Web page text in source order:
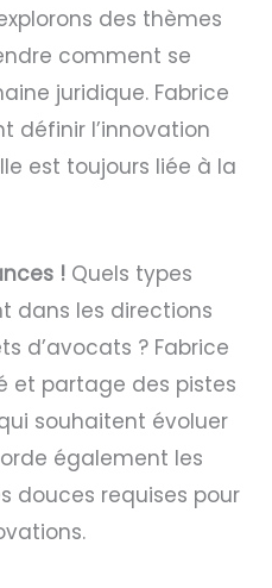
des thèmes
comment se
juridique. Fabrice
définir l’innovation
est toujours liée à la
! Quels types
dans les directions
d’avocats ? Fabrice
et partage des pistes
souhaitent évoluer
également les
douces requises pour